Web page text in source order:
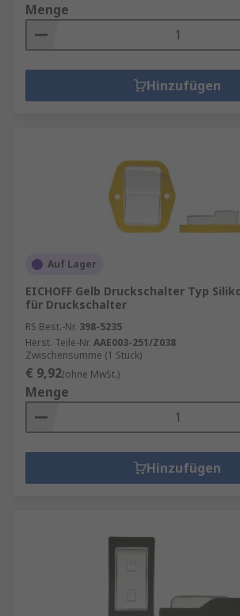
Menge
Hinzufügen
Auf Lager
EICHOFF Gelb Druckschalter Typ
für Druckschalter
RS Best.-Nr. 398-5235
Herst. Teile-Nr. AAE003-251/Z038
Zwischensumme (1 Stück)
€ 9,92(ohne MwSt.)
Menge
Hinzufügen